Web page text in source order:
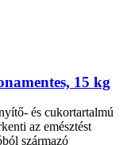
15 kg
és cukortartalmú
az emésztést
származó